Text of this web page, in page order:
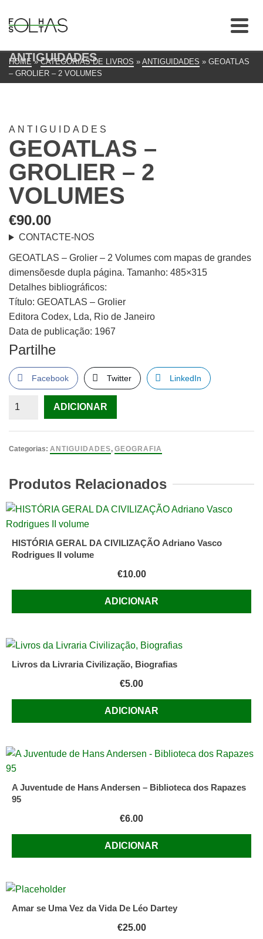
ANTIGUIDADES
HOME » CATEGORIAS DE LIVROS » ANTIGUIDADES » GEOATLAS
– GROLIER – 2 VOLUMES
ANTIGUIDADES
GEOATLAS –
GROLIER – 2
VOLUMES
€90.00
CONTACTE-NOS
GEOATLAS – Grolier – 2 Volumes com mapas de grandes
dimensõesde dupla página. Tamanho: 485×315
Detalhes bibliográficos:
Título: GEOATLAS – Grolier
Editora Codex, Lda, Rio de Janeiro
Data de publicação: 1967
Partilhe
Facebook Twitter LinkedIn
Quantidade
-
2
Volumes
ADICIONAR
Categorias: ANTIGUIDADES, GEOGRAFIA
Produtos Relacionados
HISTÓRIA GERAL DA CIVILIZAÇÃO Adriano Vasco
Rodrigues II volume
€10.00
ADICIONAR
Livros da Livraria Civilização, Biografias
€5.00
ADICIONAR
A Juventude de Hans Andersen – Biblioteca dos Rapazes
95
€6.00
ADICIONAR
Amar se Uma Vez da Vida De Léo Dartey
€25.00